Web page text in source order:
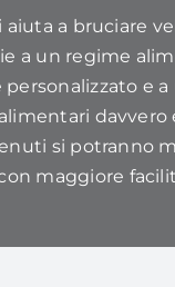
aiuta a bruciare
a un regime
personalizzato e a
davvero
si potranno
maggiore